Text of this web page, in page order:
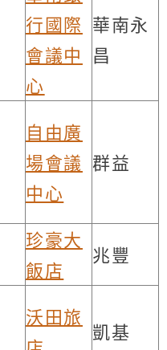
行國際
會議中
心
華南永
昌
自由廣
場會議
中心
群益
珍豪大
飯店
兆豐
沃田旅
凱基